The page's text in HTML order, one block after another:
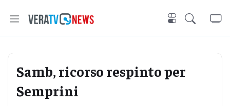
Samb, ricorso respinto per
Semprini